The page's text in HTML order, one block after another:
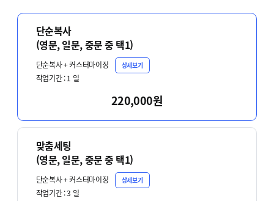
단순복사
(영문, 일문, 중문 중 택1)
단순복사 + 커스터마이징 상세보기
작업기간 :1 일
220,000원
맞춤세팅
(영문, 일문, 중문 중 택1)
단순복사 + 커스터마이징 상세보기
작업기간 :3 일